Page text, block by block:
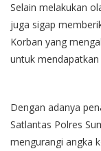
Selain melakukan
juga sigap
Korban yang
untuk
Dengan adanya
Satlantas Polres
mengurangi angka